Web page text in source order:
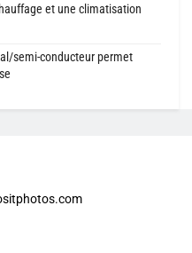
et une climatisation
semi-conducteur permet